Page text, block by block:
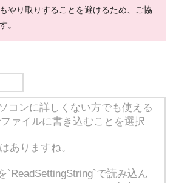
やり取りすることを避けるため、ご協
。